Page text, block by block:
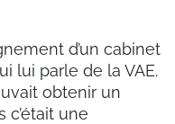
d’un cabinet
lui parle de la VAE.
obtenir un
une